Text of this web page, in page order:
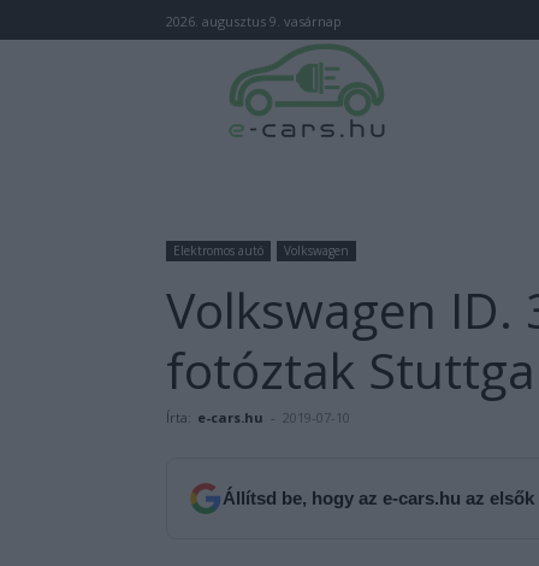
2026. augusztus 9. vasárnap
Elektromos autó Volkswagen
Volkswagen
fotóztak
Írta: e-cars.hu - 2019-07-10
Állítsd be, hogy az e-cars.hu az